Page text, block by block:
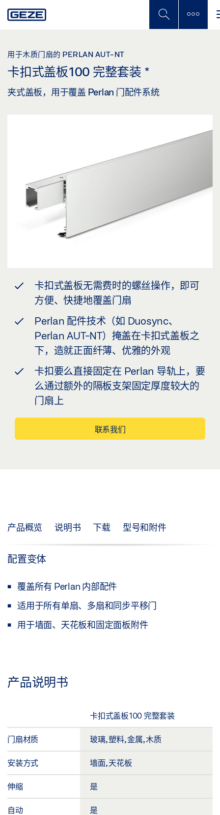
to
用于木质门扇的 PERLAN AUT-NT
卡扣式盖板100 完整套装 *
夹式盖板，用于覆盖 Perlan 门配件系统
卡扣式盖板无需费时的螺丝操作，即可
方便、快捷地覆盖门扇
Perlan 配件技术（如 Duosync、
Perlan AUT-NT）掩盖在卡扣式盖板之
下，造就正面纤薄、优雅的外观
卡扣要么直接固定在 Perlan 导轨上，要
么通过额外的隔板支架固定厚度较大的
门扇上
联系我们
产品概览 说明书 下载 型号和附件
配置变体
覆盖所有 Perlan 内部配件
适用于所有单扇、多扇和同步平移门
用于墙面、天花板和固定面板附件
产品说明书
卡扣式盖板100 完整套装
门扇材质 玻璃, 塑料, 金属, 木质
安装方式 墙面, 天花板
伸缩 是
自动 是